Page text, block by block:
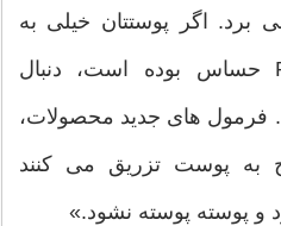
برد. اگر پوستتان خیلی به
رتینویدهایی مانند Retin-A حساس بوده است، دنبال
فرمول های جدید محصولات،
به پوست تزریق می کنند
و پوسته پوسته نشود.»